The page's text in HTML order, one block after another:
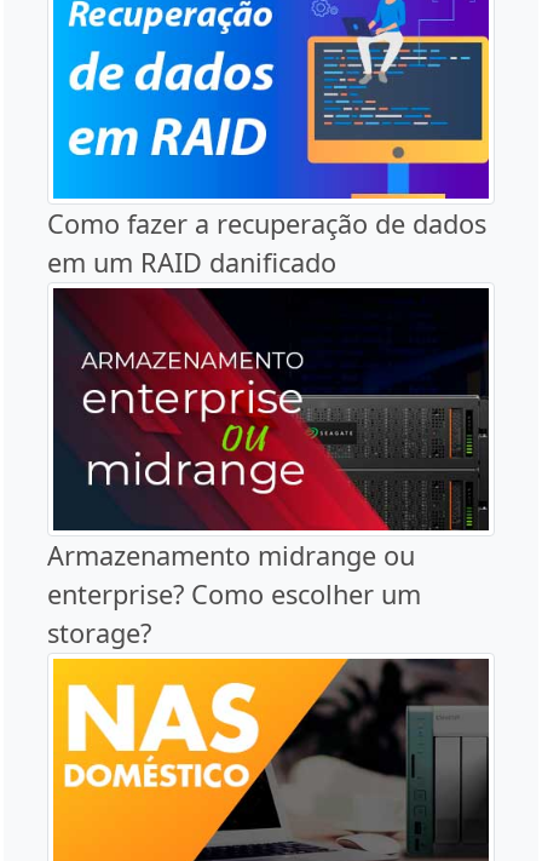
Como fazer a recuperação de dados
em um RAID danificado
Armazenamento midrange ou
enterprise? Como escolher um
storage?